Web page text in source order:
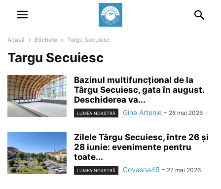
Acasă Etichete Targu Secuiesc
Targu Secuiesc
Bazinul multifuncțional de la
Târgu Secuiesc, gata în august.
Deschiderea va...
LUMEA NOASTRĂ Gina Artenie - 28 mai 2026
Zilele Târgu Secuiesc, între 26 și
28 iunie: evenimente pentru
toate...
LUMEA NOASTRĂ Covasna45 - 27 mai 2026